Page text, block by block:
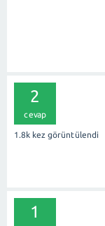
2
cevap
1.8k kez görüntülendi
1